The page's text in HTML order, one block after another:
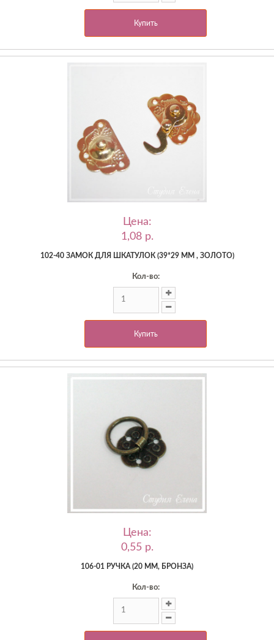
Купить
Цена:
1,08 p.
102-40 ЗАМОК ДЛЯ ШКАТУЛОК (39*29 ММ , ЗОЛОТО)
Кол-во:
Купить
Цена:
0,55 p.
106-01 РУЧКА (20 ММ, БРОНЗА)
Кол-во: